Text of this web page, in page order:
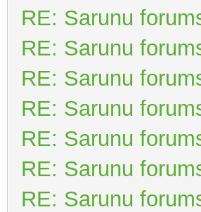
RE: Sarunu
RE: Sarunu
RE: Sarunu
RE: Sarunu
RE: Sarunu
RE: Sarunu
RE: Sarunu